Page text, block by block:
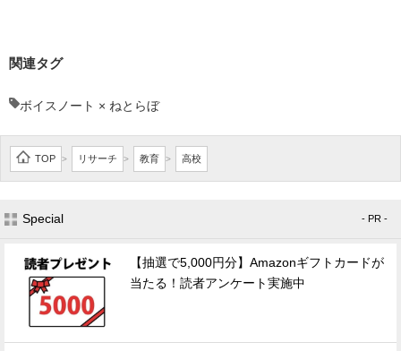
関連タグ
ボイスノート × ねとらぼ
TOP > リサーチ > 教育 > 高校
Special - PR -
【抽選で5,000円分】Amazonギフトカードが
当たる！読者アンケート実施中